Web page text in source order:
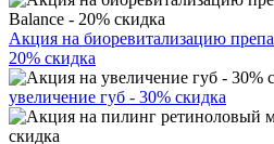
Акция на биоревитализацию
20% скидка
увеличение губ - 30% скидка